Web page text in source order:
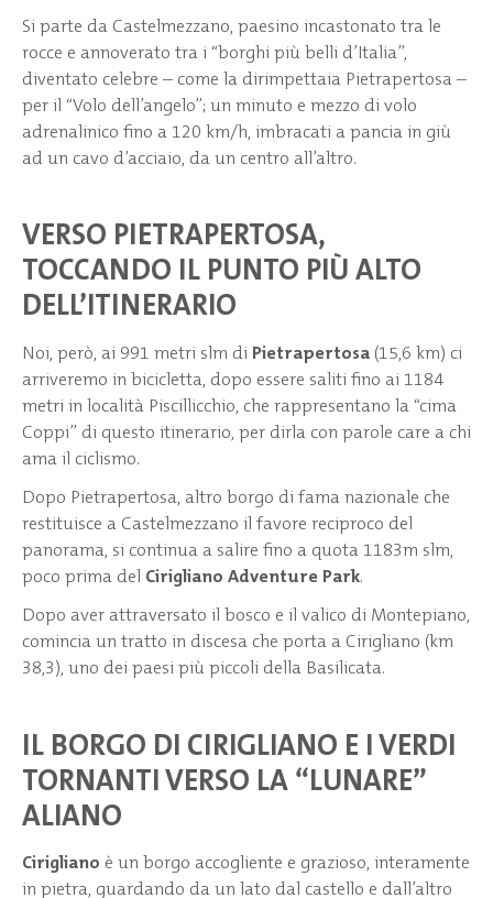
Si parte da Castelmezzano, paesino incastonato tra le
rocce e annoverato tra i “borghi più belli d’Italia”,
diventato celebre – come la dirimpettaia Pietrapertosa –
per il “Volo dell’angelo”; un minuto e mezzo di volo
adrenalinico fino a 120 km/h, imbracati a pancia in giù
ad un cavo d’acciaio, da un centro all’altro.
VERSO PIETRAPERTOSA,
TOCCANDO IL PUNTO PIÙ ALTO
DELL’ITINERARIO
Noi, però, ai 991 metri slm di Pietrapertosa (15,6 km) ci
arriveremo in bicicletta, dopo essere saliti fino ai 1184
metri in località Piscillicchio, che rappresentano la “cima
Coppi” di questo itinerario, per dirla con parole care a chi
ama il ciclismo.
Dopo Pietrapertosa, altro borgo di fama nazionale che
restituisce a Castelmezzano il favore reciproco del
panorama, si continua a salire fino a quota 1183m slm,
poco prima del Cirigliano Adventure Park.
Dopo aver attraversato il bosco e il valico di Montepiano,
comincia un tratto in discesa che porta a Cirigliano (km
38,3), uno dei paesi più piccoli della Basilicata.
IL BORGO DI CIRIGLIANO E I VERDI
TORNANTI VERSO LA “LUNARE”
ALIANO
Cirigliano è un borgo accogliente e grazioso, interamente
in pietra, guardando da un lato dal castello e dall’altro